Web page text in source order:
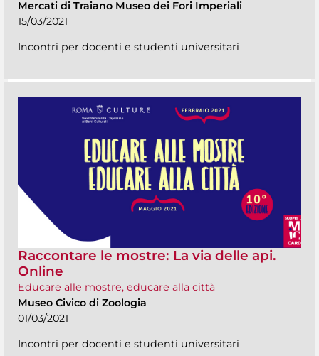
Mercati di Traiano Museo dei Fori Imperiali
15/03/2021
Incontri per docenti e studenti universitari
Raccontare le mostre: La via delle api.
Online
Educare alle mostre, educare alla città
Museo Civico di Zoologia
01/03/2021
Incontri per docenti e studenti universitari